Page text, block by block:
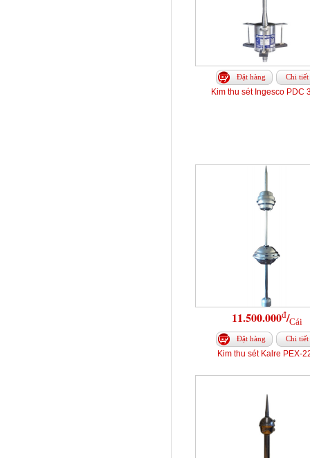
Đặt hàng Chi tiết
Kim thu sét Ingesco PDC
11.500.000đ/Cái
Đặt hàng Chi tiết
Kim thu sét Kalre PEX-